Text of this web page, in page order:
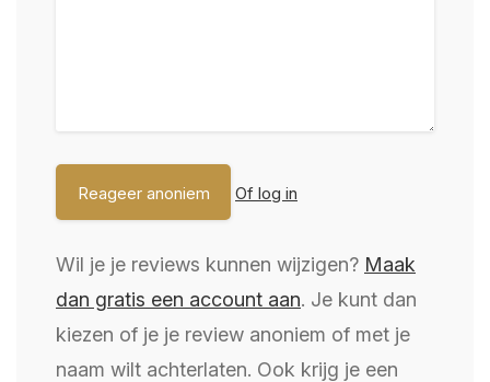
Of log in
Wil je je reviews kunnen wijzigen? Maak
dan gratis een account aan. Je kunt dan
kiezen of je je review anoniem of met je
naam wilt achterlaten. Ook krijg je een